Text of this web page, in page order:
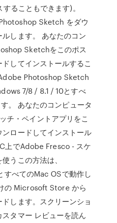
ることもできます)。
Sketch をダウ
します。 あなたのコン
Sketchをこのポス
してインストールするこ
Photoshop Sketch
7/8 / 8.1 / 10とすべ
。 あなたのコンピュータ
チ・ペイントアプリをこ
ロードしてインストール
上でAdobe Fresco - スケ
うこの方法は、
べてのMac OSで動作し
の Microsoft Store から
します。スクリーンショ
タマー レビューを読ん